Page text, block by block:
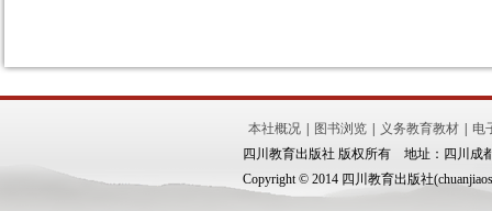
本社概况 图书浏览 义务教育教材
电
四川教育出版社 版权所有 地址：四川成
Copyright © 2014 四川教育出版社